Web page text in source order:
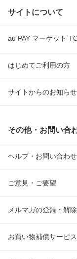
サイトについて
au PAY マーケット
はじめてご利用の方
サイトからのお知らせ
その他・お問い合
ヘルプ・お問い合わせ
ご意見・ご要望
メルマガの登録・解除
お買い物補償サービス